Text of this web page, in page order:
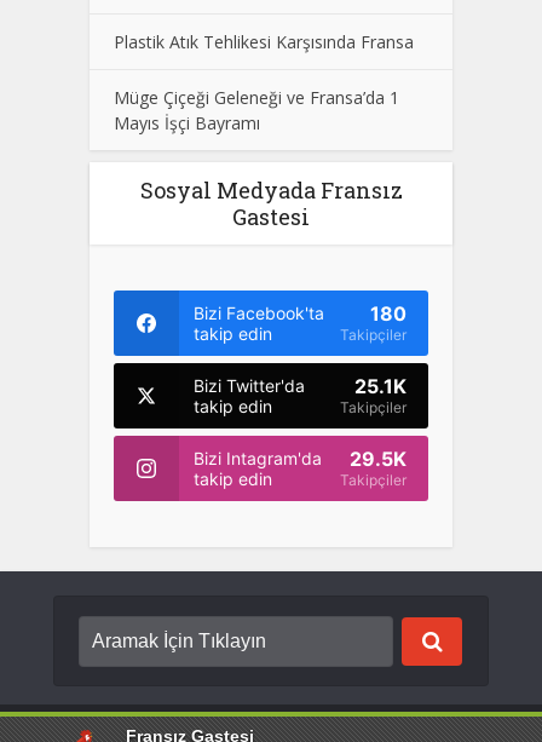
Plastik Atık Tehlikesi Karşısında Fransa
Müge Çiçeği Geleneği ve Fransa’da 1
Mayıs İşçi Bayramı
Sosyal Medyada Fransız
Gastesi
Bizi Facebook'ta
takip edin
180
Takipçiler
Bizi Twitter'da
takip edin
25.1K
Takipçiler
Bizi Intagram'da
takip edin
29.5K
Takipçiler
Copyright © {2022}. Created byFransız Gastesi. Tüm hakları saklıdır.
Fransız Gastesi